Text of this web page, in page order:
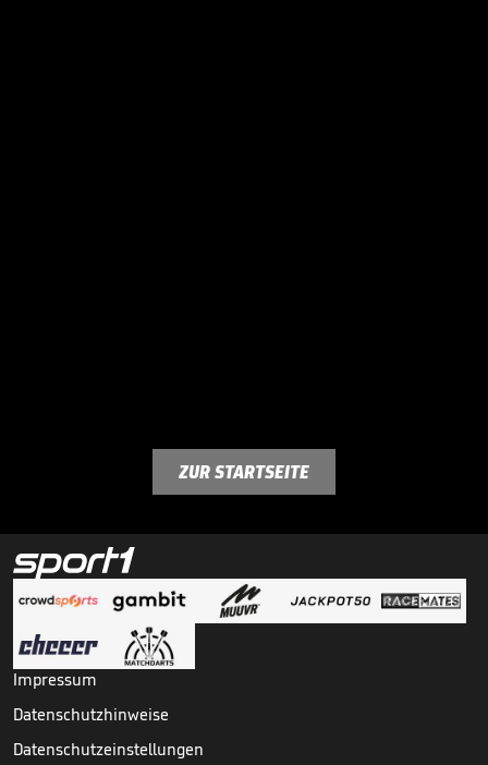
ZUR STARTSEITE
Impressum
Datenschutzhinweise
Datenschutzeinstellungen